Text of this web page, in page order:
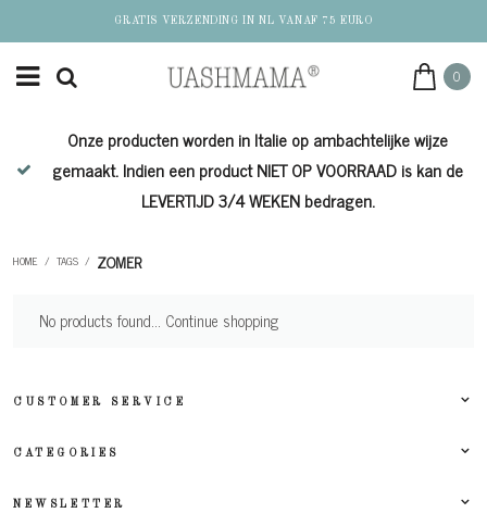
GRATIS VERZENDING IN NL VANAF 75 EURO
0
Onze producten worden in Italie op ambachtelijke wijze
gemaakt. Indien een product NIET OP VOORRAAD is kan de
LEVERTIJD 3/4 WEKEN bedragen.
HOME / TAGS / ZOMER
No products found... Continue shopping
CUSTOMER SERVICE
CATEGORIES
NEWSLETTER